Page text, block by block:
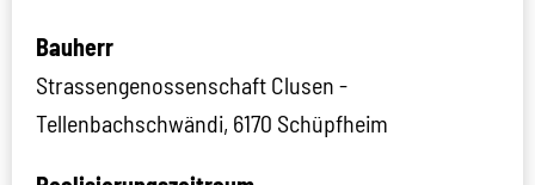
Bauherr
Strassengenossenschaft Clusen -
Tellenbachschwändi, 6170 Schüpfheim